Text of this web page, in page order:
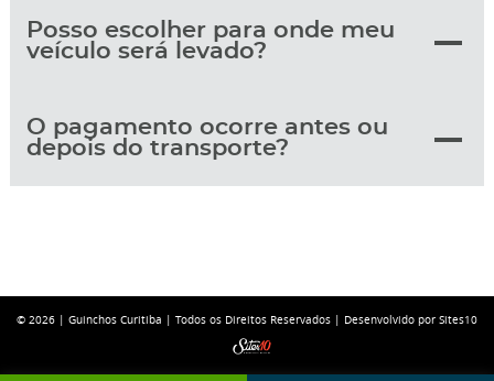
Posso escolher para onde meu
veículo será levado?
O pagamento ocorre antes ou
depois do transporte?
© 2026 | Guinchos Curitiba | Todos os Direitos Reservados | Desenvolvido por Sites10